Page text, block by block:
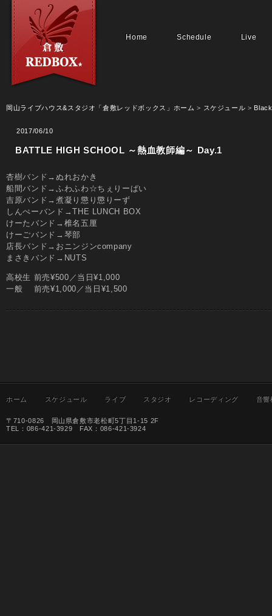
Home Schedule Live
岡山ライブハウス&スタジオ「倉敷レッドボックス」ホーム > スケジュール >
2017/06/10
BATTLE HIGH SCHOOL ～熱血教師編～ Day.1
杏樹バンド→ぬれおかき
船間バンド→ふわふわ☆ちぇりーぱい
吉原バンド→煮凝り懲り懲りーず
しんぺーバンド→THE LUNCH BOX
けーたバンド→椎名五厘
けーごバンド→琴部
店長バンド→おニンジンcompany
まさきバンド→NUTS
高校生 前売¥500／当日¥1,000
一般 前売¥1,000／当日¥1,500
ホーム スケジュール ライブ スタジオ レコーディング 音響
〒710-0826 岡山県倉敷市老松町5丁目1-15 2F
TEL：086-421-3929 FAX：086-421-3924